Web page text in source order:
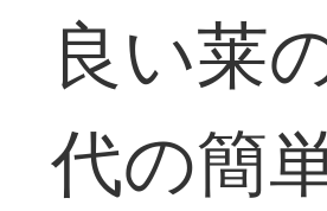
良い莱
代の簡